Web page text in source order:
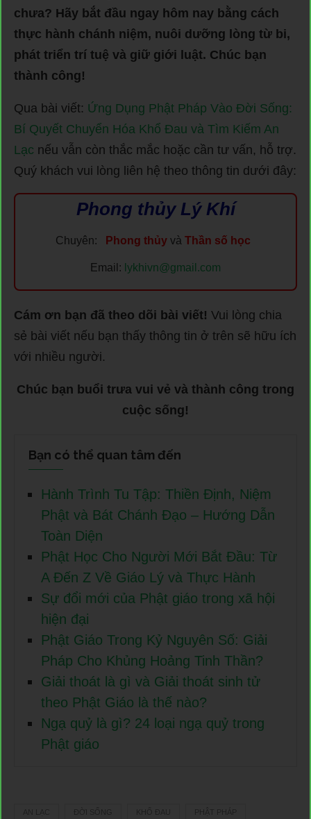
chưa? Hãy bắt đầu ngay hôm nay bằng cách
thực hành chánh niệm, nuôi dưỡng lòng từ bi,
phát triển trí tuệ và giữ giới luật. Chúc bạn
thành công!
Qua bài viết: Ứng Dụng Phật Pháp Vào Đời Sống:
Bí Quyết Chuyển Hóa Khổ Đau và Tìm Kiếm An
Lạc nếu vẫn còn thắc mắc hoặc cần tư vấn, hỗ trợ.
Quý khách vui lòng liên hệ theo thông tin dưới đây:
Phong thủy Lý Khí
Chuyên: Phong thủyvà Thần số học
Email: lykhivn@gmail.com
Cám ơn bạn đã theo dõi bài viết! Vui lòng chia
sẻ bài viết nếu bạn thấy thông tin ở trên sẽ hữu ích
với nhiều người.
Chúc bạn buổi trưa vui vẻ và thành công trong
cuộc sống!
Bạn có thể quan tâm đến
Hành Trình Tu Tập: Thiền Định, Niệm
Phật và Bát Chánh Đạo – Hướng Dẫn
Toàn Diện
Phật Học Cho Người Mới Bắt Đầu: Từ
A Đến Z Về Giáo Lý và Thực Hành
Sự đổi mới của Phật giáo trong xã hội
hiện đại
Phật Giáo Trong Kỷ Nguyên Số: Giải
Pháp Cho Khủng Hoảng Tinh Thần?
Giải thoát là gì và Giải thoát sinh tử
theo Phật Giáo là thế nào?
Ngạ quỷ là gì? 24 loại ngạ quỷ trong
Phật giáo
AN LẠC ĐỜI SỐNG KHỔ ĐAU PHẬT PHÁP